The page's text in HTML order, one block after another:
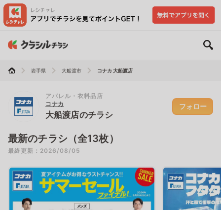
岩手県 大船渡市 コナカ 大船渡店
アパレル・衣料品店
コナカ
大船渡店のチラシ
フォロー
最新のチラシ（全13枚）
最終更新：2026/08/05